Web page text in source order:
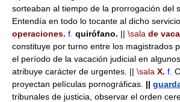
sorteaban al tiempo de la prorrogación del
Entendía en todo lo tocante al dicho
operaciones. f. quirófano. || \sala de
constituye por turno entre los magistrados
el período de la vacación judicial en
atribuye carácter de urgentes. || \sala X. f.
proyectan películas pornográficas. ||
tribunales de justicia, observar el orden